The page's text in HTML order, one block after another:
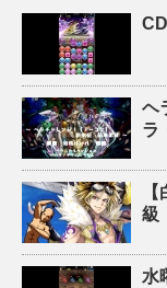
ヘ
ラ
級
水